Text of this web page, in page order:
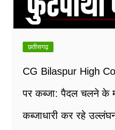
छतीसगढ़
CG Bilaspur High
पर कब्जा: पैदल चलने के
कब्जाधारी कर रहे